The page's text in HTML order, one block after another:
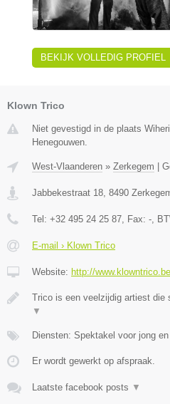
BEKIJK VOLLEDIG PROFIEL
Klown Trico
Niet gevestigd in de plaats
Henegouwen.
West-Vlaanderen » Zerkegem |
Jabbekestraat 18 8490
Tel: +32 495 24 25 87 , Fax: - ,
E-mail › Klown Trico
Website: http://www.klowntrico.be
Trico is een veelzijdig artiest die
▼
Diensten: Spektakel voor jong
Er wordt gewerkt op afspraak.
Laatste facebook posts ▼